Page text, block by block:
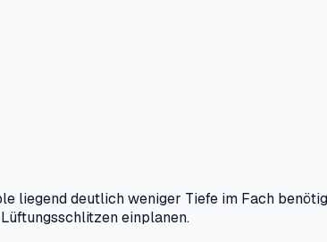
liegend deutlich weniger Tiefe im Fach
einplanen.